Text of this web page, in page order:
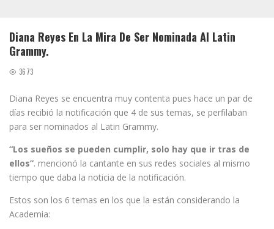
Diana Reyes En La Mira De Ser Nominada Al Latin
Grammy.
3673
Diana Reyes se encuentra muy contenta pues hace un par de
días recibió la notificación que 4 de sus temas, se perfilaban
para ser nominados al Latin Grammy.
“Los sueños se pueden cumplir, solo hay que ir tras de
ellos”. mencionó la cantante en sus redes sociales al mismo
tiempo que daba la noticia de la notificación.
Estos son los 6 temas en los que la están considerando la
Academia: